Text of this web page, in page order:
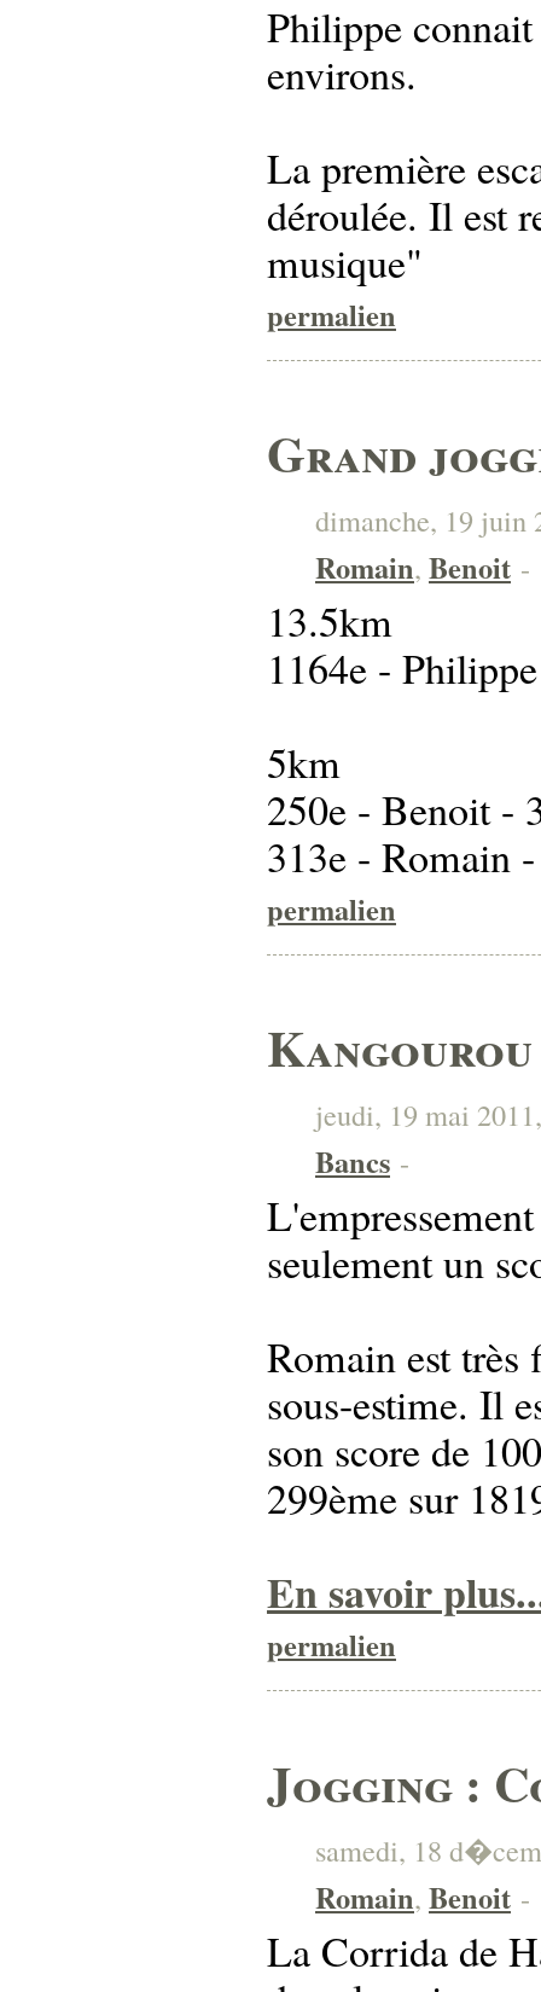
Philippe connait
environs.
La première
déroulée. Il est
musique"
permalien
Grand
dimanche, 19 juin
Romain, Benoit -
13.5km
1164e -
5km
250e - Benoit -
313e - Romain
permalien
Kangourou
jeudi, 19 mai
Bancs -
seulement un
Romain est
sous-estime. Il
son score de
299ème sur
En savoir
permalien
Jogging :
samedi, 18
Romain, Benoit -
La Corrida de